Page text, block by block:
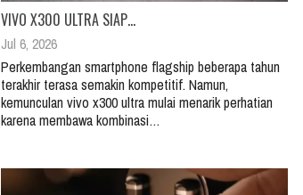
VIVO X300 ULTRA SIAP…
Jul 6, 2026
Perkembangan smartphone flagship beberapa tahun
terakhir terasa semakin kompetitif. Namun,
kemunculan vivo x300 ultra mulai menarik perhatian
karena membawa kombinasi…